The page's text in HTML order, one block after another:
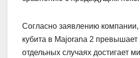
Согласно заявлению
кубита в Majorana 2 превышает
отдельных случаях достигает